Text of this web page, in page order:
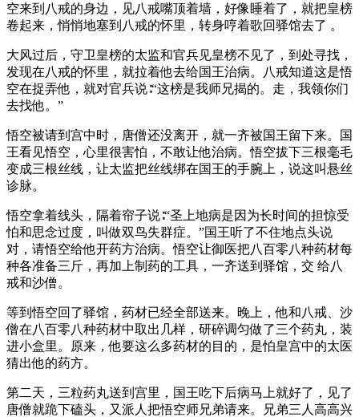
空来到八戒的身边，见八戒嘴顶着墙，好像睡着了，就把皇榜
卷起来，悄悄地塞到八戒的怀里，转身哼着歌回驿馆去了 。
大风过后，守卫皇榜的太监和官兵见皇榜不见了，到处寻找，
发现在八戒的怀里，就拉着他去给国王治病。八戒知道这是悟
空在捉弄他，就对官兵说∶“这榜是我师兄揭的。走，我领你们
去找他。”
悟空被请到宫中时，唐僧还没离开，就一齐被国王留下来。国
王看见悟空，心里很害怕，不敢让他治病。悟空拔下三根毫毛
变成三根丝线，让太监把丝线绑在国王的手腕上，说这叫悬丝
诊脉。
悟空拿着线头，隔着帘子说∶“圣上地病是因为长时间的担惊受
怕和思念过度，叫做双鸟失群症。”国王听了不住地点头说
对，请悟空给他开药方治病。悟空让御医把八百零八种药材每
种各准备三斤，再加上制药的工具，一齐送到驿馆，交 给八
戒和沙僧。
等到悟空回了驿馆，药材已经全部送来。晚上，他和八戒、沙
僧在八百零八种药材中取出几样，研碎调匀做了三个药丸，装
进小盒里。原来，他要这么多药材的目的，是怕皇宫中的太医
猜出他的药方。
第二天，三粒药丸送到宫里，国王吃下后病马上就好了，见了
唐僧就跪下磕头，又派人把悟空师兄弟请来。兄弟三人高高兴